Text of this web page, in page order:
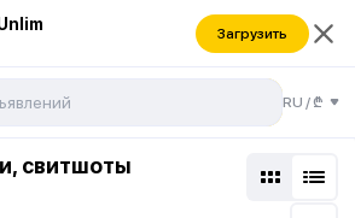
Загрузить
RU /₾
свитшоты